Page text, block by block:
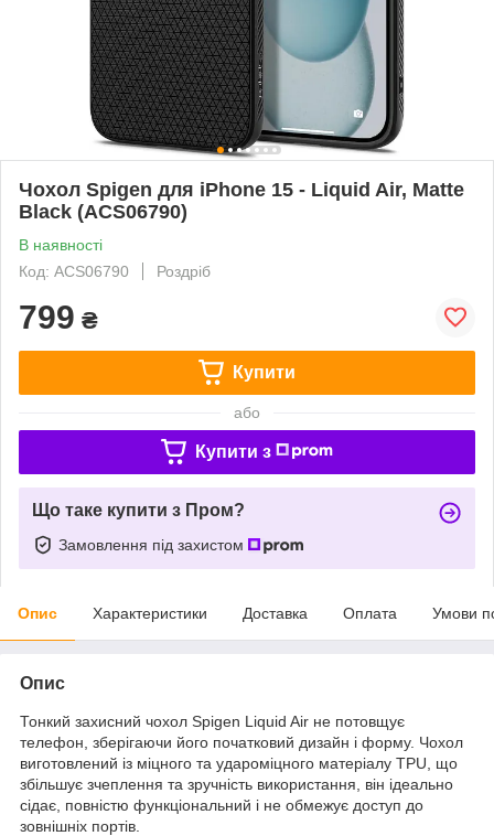
Чохол Spigen для iPhone 15 - Liquid Air, Matte
Black (ACS06790)
В наявності
Код: ACS06790
Роздріб
799 ₴
Купити
або
Купити з
Що таке купити з Пром?
Замовлення під захистом
Опис Характеристики Доставка Оплата Умови
Опис
Тонкий захисний чохол Spigen Liquid Air не потовщує
телефон, зберігаючи його початковий дизайн і форму. Чохол
виготовлений із міцного та удароміцного матеріалу TPU, що
збільшує зчеплення та зручність використання, він ідеально
сідає, повністю функціональний і не обмежує доступ до
зовнішніх портів.